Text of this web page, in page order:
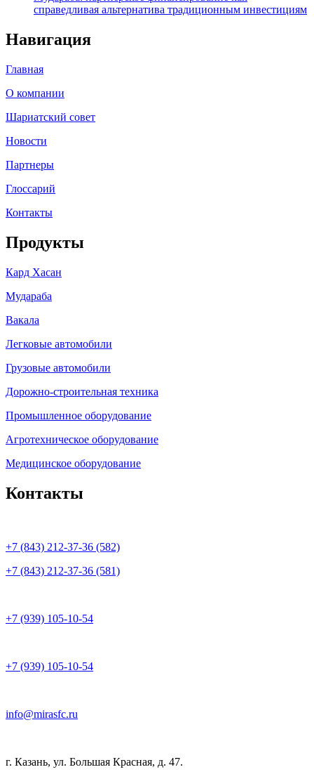
справедливая альтернатива традиционным инвестициям
Навигация
Главная
О компании
Шариатский совет
Новости
Партнеры
Глоссарий
Контакты
Продукты
Кард Хасан
Мудараба
Вакала
Легковые автомобили
Грузовые автомобили
Дорожно-строительная техника
Промышленное оборудование
Агротехническое оборудование
Медицинское оборудование
Контакты
+7 (843) 212-37-36 (582)
+7 (843) 212-37-36 (581)
+7 (939) 105-10-54
+7 (939) 105-10-54
info@mirasfc.ru
г. Казань, ул. Большая Красная, д. 47.